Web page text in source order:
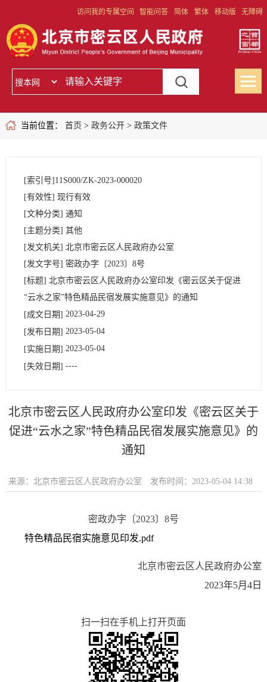
访问我的专属空间 智能问答 简体 繁体 移动版 无障碍
当前位置： 首页 > 政务公开> 政策文件
[索引号] 11S000/ZK-2023-000020
[有效性] 现行有效
[文种分类] 通知
[主题分类] 其他
[发文机关] 北京市密云区人民政府办公室
[发文字号] 密政办字 〔2023〕 8号
[标题] 北京市密云区人民政府办公室印发《密云区关于促进
“云水之家”特色精品民宿发展实施意见》的通知
[成文日期] 2023-04-29
[发布日期] 2023-05-04
[实施日期] 2023-05-04
[失效日期] ----
北京市密云区人民政府办公室印发《密云区关于
促进“云水之家”特色精品民宿发展实施意见》的
通知
来源：北京市密云区人民政府办公室 发布时间：2023-05-04 14:38
密政办字〔2023〕8号
特色精品民宿实施意见印发.pdf
北京市密云区人民政府办公室
2023年5月4日
扫一扫在手机上打开页面